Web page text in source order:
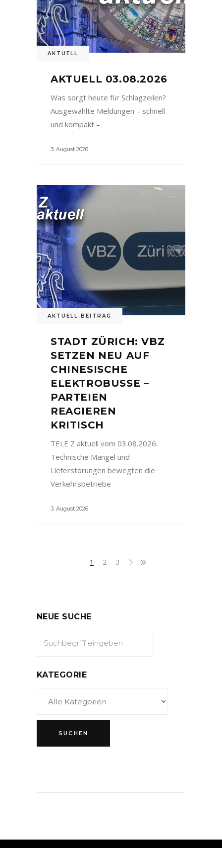
AKTUELL
AKTUELL 03.08.2026
Was sorgt heute für Schlagzeilen?
Ausgewählte Meldungen – schnell
und kompakt –
3. August 2026
AKTUELL BEITRAG
STADT ZÜRICH: VBZ
SETZEN NEU AUF
CHINESISCHE
ELEKTROBUSSE –
PARTEIEN
REAGIEREN
KRITISCH
TELE Z aktuell vom 03.08.2026:
Technische Mängel und
Lieferstörungen bewegten die
Verkehrsbetriebe
3. August 2026
1 2 3
NEUE SUCHE
KATEGORIE